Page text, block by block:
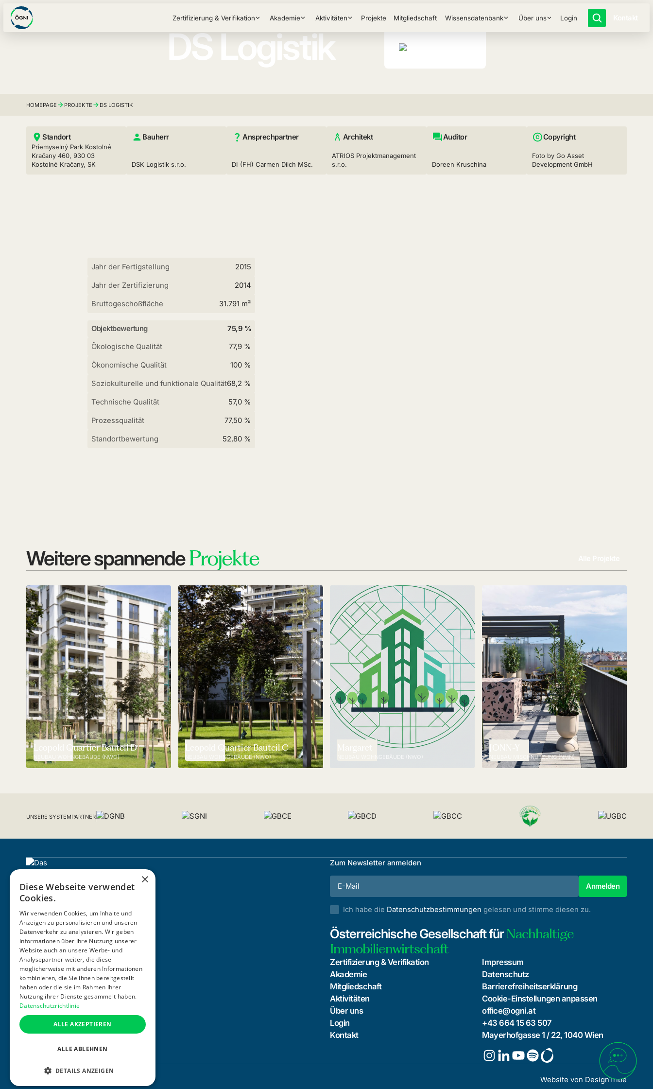
Zertifizierung & Verifikation Akademie Aktivitäten Projekte Mitgliedschaft Wissensdatenbank Über uns Login
DS Logistik
HOMEPAGE PROJEKTE DS LOGISTIK
Standort
Priemyselný Park Kostolné
Kračany 460, 930 03
Kostolné Kračany, SK
Bauherr
DSK Logistik s.r.o.
Ansprechpartner
DI (FH) Carmen Dilch MSc.
Architekt
ATRIOS Projektmanagement
s.r.o.
Auditor
Doreen Kruschina
Copyright
Foto by Go Asset
Development GmbH
Jahr der Fertigstellung 2015
Jahr der Zertifizierung 2014
Bruttogeschoßfläche 31.791 m²
Objektbewertung 75,9 %
Ökologische Qualität 77,9 %
Ökonomische Qualität 100 %
Soziokulturelle und funktionale Qualität68,2 %
Technische Qualität 57,0 %
Prozessqualität 77,50 %
Standortbewertung 52,80 %
Weitere spannendeProjekte
Leopold Quartier Bauteil D
NEUBAU WOHNGEBÄUDE (NWO)
Leopold Quartier Bauteil C
NEUBAU WOHNGEBÄUDE (NWO) NEUBAU WOHNGEBÄUDE (NWO) NEUBAU MISCHNUTZUNG (NMN)
UNSERE SYSTEMPARTNER
ZERTIFIZIERUNG
Zum Newsletter anmelden
Ich habe die Datenschutzbestimmungen gelesen und stimme diesen zu.
Österreichische Gesellschaft fürNachhaltige
Immobilienwirtschaft
Zertifizierung & Verifikation
Akademie
Mitgliedschaft
Aktivitäten
Über uns
Login
Kontakt
Impressum
Datenschutz
Barrierefreiheitserklärung
Cookie-Einstellungen anpassen
office@ogni.at
+43 664 15 63 507
Mayerhofgasse 1 / 22, 1040 Wien
Website von DesignTribe
×
Diese Webseite verwendet
Cookies.
Wir verwenden Cookies, um Inhalte und
Anzeigen zu personalisieren und unseren
Datenverkehr zu analysieren. Wir geben
Informationen über Ihre Nutzung unserer
Website auch an unsere Werbe- und
Analysepartner weiter, die diese
möglicherweise mit anderen Informationen
kombinieren, die Sie ihnen bereitgestellt
haben oder die sie im Rahmen Ihrer
Nutzung ihrer Dienste gesammelt haben.
Datenschutzrichtlinie
ALLE AKZEPTIEREN
ALLE ABLEHNEN
DETAILS ANZEIGEN